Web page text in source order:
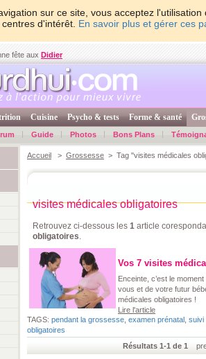
sur ce site, vous acceptez
d'intérêt. En savoir plus et gérer ces
fête aux Didier
Cuisine Psycho & tests Forme & santé
Guide Photos Bons Plans
Accueil > Grossesse > Tag "visites médicales
visites médicales obligatoires
Retrouvez ci-dessous les 1 article
obligatoires.
Vos 7 visites
Enceinte, c’est le
vous et de votre futur
médicales obligatoires !
Lire l'article
TAGS: pendant la grossesse examen prénatal suivi
obligatoires
Résultats 1-1 de 1